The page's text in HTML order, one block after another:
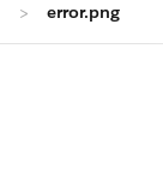
error.png